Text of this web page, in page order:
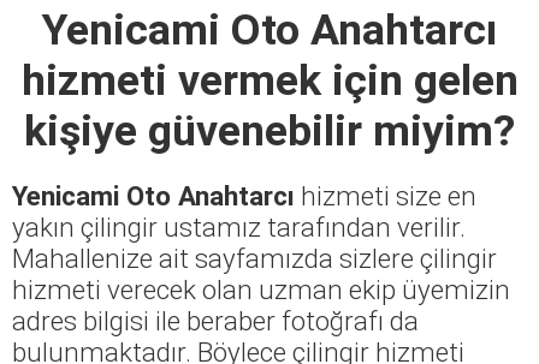
Yenicami Oto Anahtarcı
hizmeti vermek için gelen
kişiye güvenebilir miyim?
Yenicami Oto Anahtarcı hizmeti size en
yakın çilingir ustamız tarafından verilir.
Mahallenize ait sayfamızda sizlere çilingir
hizmeti verecek olan uzman ekip üyemizin
adres bilgisi ile beraber fotoğrafı da
bulunmaktadır. Böylece çilingir hizmeti